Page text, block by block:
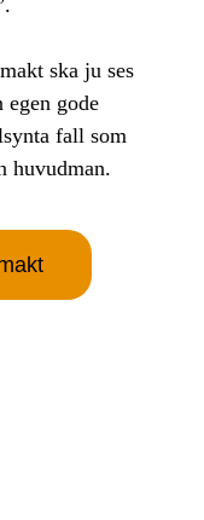
ska ju ses
egen gode
fall som
huvudman.